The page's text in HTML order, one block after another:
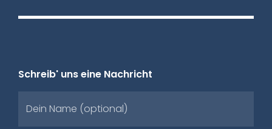
Schreib' uns eine Nachricht
Dein Name (optional)